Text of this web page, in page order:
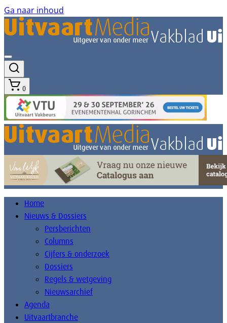
Ga naar inhoud
0
Home
Nieuws & Dossiers
Persberichten
Columns
Cijfers & onderzoek
Dossiers
Regels & wetgeving
Nieuwsarchief
Agenda
Uitvaartbranche